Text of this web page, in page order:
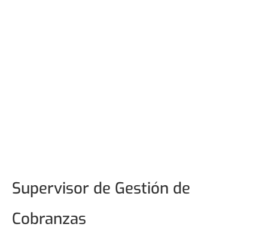
Supervisor de Gestión de
Cobranzas